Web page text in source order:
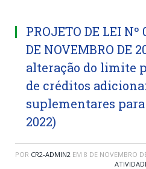
PROJETO DE LEI Nº
DE NOVEMBRO DE
alteração do limite
de créditos
suplementares
2022)
POR CR2-ADMIN2 EM 8 DE NOVEMBRO